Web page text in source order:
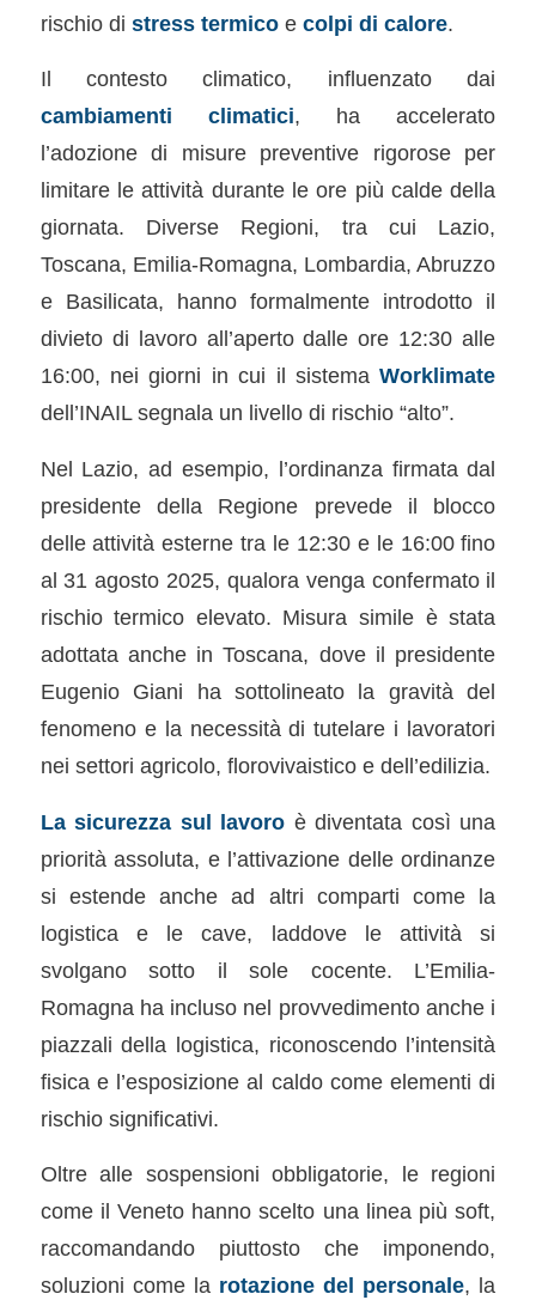
rischio di stress termicoe colpi di calore.
Il contesto climatico, influenzato dai
cambiamenti climatici, ha accelerato
l’adozione di misure preventive rigorose per
limitare le attività durante le ore più calde della
giornata. Diverse Regioni, tra cui Lazio,
Toscana, Emilia-Romagna, Lombardia, Abruzzo
e Basilicata, hanno formalmente introdotto il
divieto di lavoro all’aperto dalle ore 12:30 alle
16:00, nei giorni in cui il sistemaWorklimate
dell’INAIL segnala un livello di rischio “alto”.
Nel Lazio, ad esempio, l’ordinanza firmata dal
presidente della Regione prevede il blocco
delle attività esterne tra le 12:30 e le 16:00 fino
al 31 agosto 2025, qualora venga confermato il
rischio termico elevato. Misura simile è stata
adottata anche in Toscana, dove il presidente
Eugenio Giani ha sottolineato la gravità del
fenomeno e la necessità di tutelare i lavoratori
nei settori agricolo, florovivaistico e dell’edilizia.
La sicurezza sul lavoro è diventata così una
priorità assoluta, e l’attivazione delle ordinanze
si estende anche ad altri comparti come la
logistica e le cave, laddove le attività si
svolgano sotto il sole cocente. L’Emilia-
Romagna ha incluso nel provvedimento anche i
piazzali della logistica, riconoscendo l’intensità
fisica e l’esposizione al caldo come elementi di
rischio significativi.
Oltre alle sospensioni obbligatorie, le regioni
come il Veneto hanno scelto una linea più soft,
raccomandando piuttosto che imponendo,
soluzioni come la rotazione del personale, la